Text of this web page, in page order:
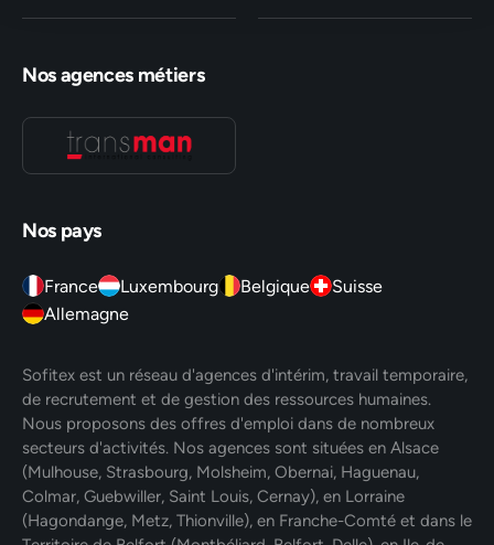
Nos agences métiers
Nos pays
France Luxembourg Belgique
Suisse
Allemagne
Sofitex est un réseau d'agences d'intérim, travail temporaire,
de recrutement et de gestion des ressources humaines.
Nous proposons des offres d'emploi dans de nombreux
secteurs d'activités. Nos agences sont situées en Alsace
(Mulhouse, Strasbourg, Molsheim, Obernai, Haguenau,
Colmar, Guebwiller, Saint Louis, Cernay), en Lorraine
(Hagondange, Metz, Thionville), en Franche-Comté et dans le